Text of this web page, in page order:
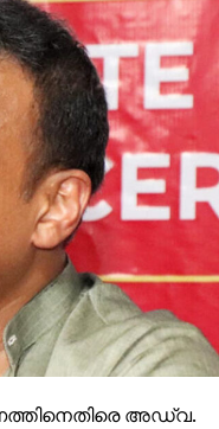
അഡ്വ.